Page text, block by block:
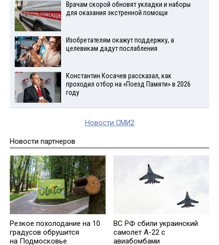
Врачам скорой обновят укладки и наборы
для оказания экстренной помощи
Изобретателям окажут поддержку, а
целевикам дадут послабления
Константин Косачев рассказал, как
проходил отбор на «Поезд Памяти» в 2026
году
Новости СМИ2
Новости партнеров
Резкое похолодание на 10
градусов обрушится
на Подмосковье
ВС РФ сбили украинский
самолет А-22 с
авиабомбами